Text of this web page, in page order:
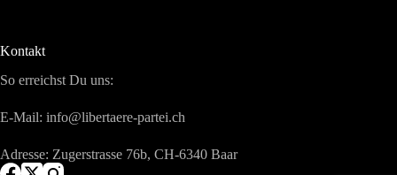
Kontakt
So erreichst Du uns:
E-Mail: info@libertaere-partei.ch
Adresse: Zugerstrasse 76b, CH-6340 Baar